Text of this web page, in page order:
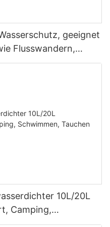
geeignet
Flusswandern,
Alltagsreisen und
10L/20L
Camping,
mehr